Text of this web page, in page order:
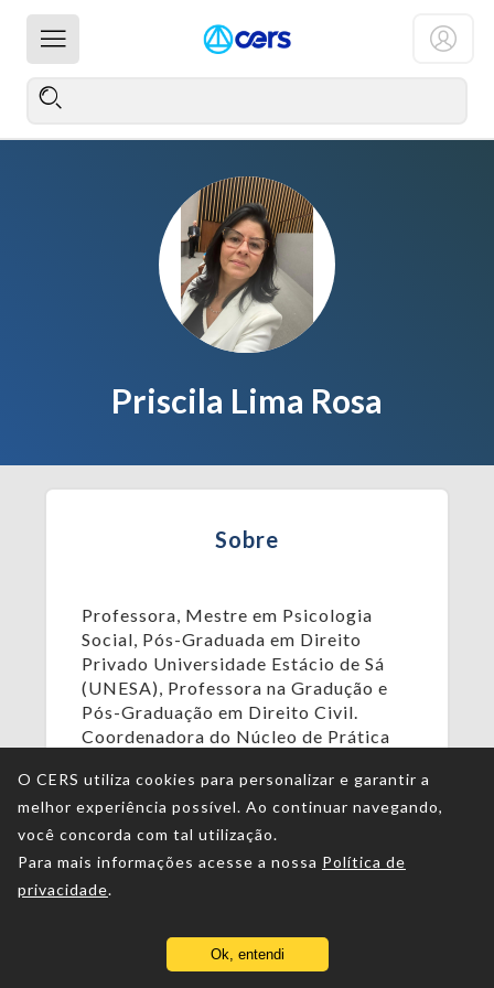
Priscila Lima Rosa
Sobre
Professora, Mestre em Psicologia
Social, Pós-Graduada em Direito
Privado Universidade Estácio de Sá
(UNESA), Professora na Gradução e
Pós-Graduação em Direito Civil.
Coordenadora do Núcleo de Prática
Advogada e sócia da Itabaiana & Lima
advogados associados.
O CERS utiliza cookies para personalizar e garantir a
melhor experiência possível. Ao continuar navegando,
você concorda com tal utilização.
Para mais informações acesse a nossa Política de
privacidade.
Ok, entendi